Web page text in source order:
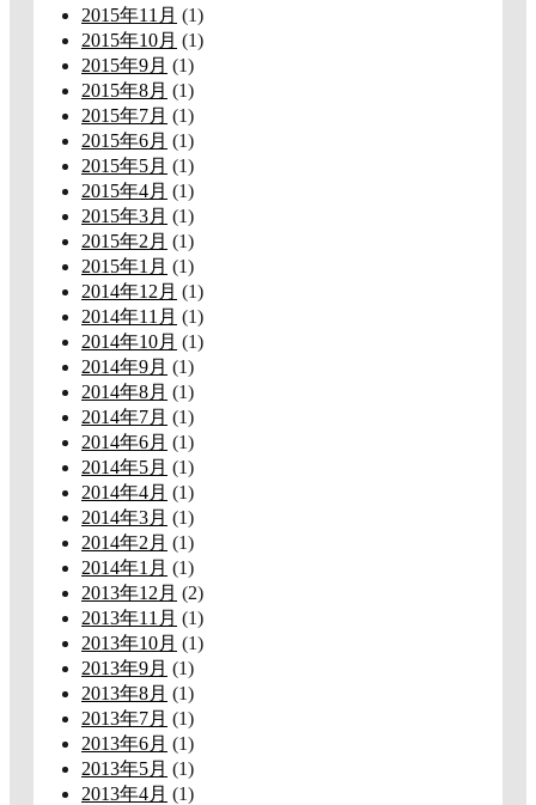
2015年11月 (1)
2015年10月 (1)
2015年9月 (1)
2015年8月 (1)
2015年7月 (1)
2015年6月 (1)
2015年5月 (1)
2015年4月 (1)
2015年3月 (1)
2015年2月 (1)
2015年1月 (1)
2014年12月 (1)
2014年11月 (1)
2014年10月 (1)
2014年9月 (1)
2014年8月 (1)
2014年7月 (1)
2014年6月 (1)
2014年5月 (1)
2014年4月 (1)
2014年3月 (1)
2014年2月 (1)
2014年1月 (1)
2013年12月 (2)
2013年11月 (1)
2013年10月 (1)
2013年9月 (1)
2013年8月 (1)
2013年7月 (1)
2013年6月 (1)
2013年5月 (1)
2013年4月 (1)